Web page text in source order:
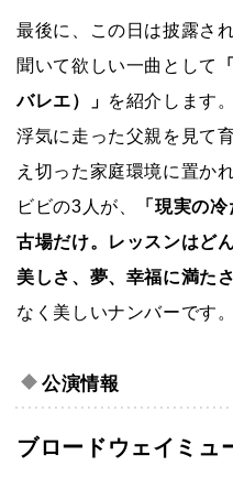
最後に、この日は披露さ
聞いて欲しい一曲として
バレエ）」 を紹介します
浮気に走った父親を見て
え切った家庭環境に置か
ビビの3人が、
「現実の
古場だけ。レッスンはど
美しさ、夢、幸福に満た
なく美しいナンバーです。
公演情報
ブロードウェイミュ